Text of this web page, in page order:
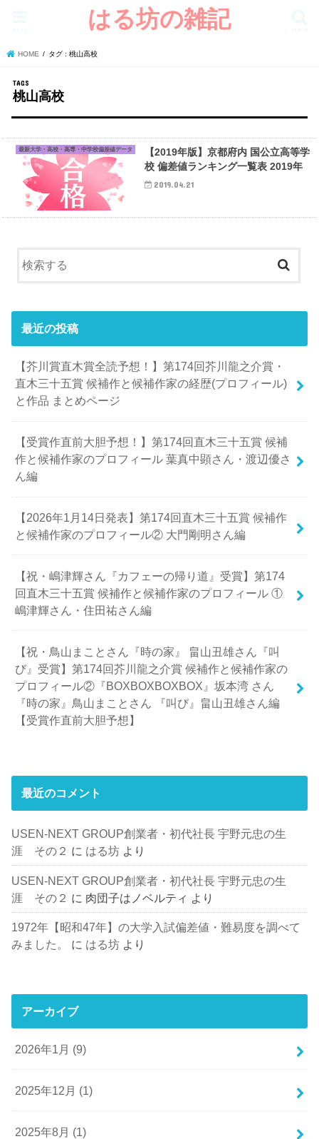
はる坊の雑記
HOME タグ : 桃山高校
桃山高校
最新大学・高校・高専・中学校偏差値データ
【2019年版】京都府内 国公立高等学
校 偏差値ランキング一覧表 2019年
2019.04.21
最近の投稿
【芥川賞直木賞全読予想！】第174回芥川龍之介賞・
直木三十五賞 候補作と候補作家の経歴(プロフィール)
と作品 まとめページ
【受賞作直前大胆予想！】第174回直木三十五賞 候補
作と候補作家のプロフィール 葉真中顕さん・渡辺優さ
ん編
【2026年1月14日発表】第174回直木三十五賞 候補作
と候補作家のプロフィール② 大門剛明さん編
【祝・嶋津輝さん『カフェーの帰り道』受賞】第174
回直木三十五賞 候補作と候補作家のプロフィール ①
嶋津輝さん・住田祐さん編
【祝・鳥山まことさん『時の家』 畠山丑雄さん『叫
び』受賞】第174回芥川龍之介賞 候補作と候補作家の
プロフィール②『BOXBOXBOXBOX』坂本湾 さん
『時の家』鳥山まことさん 『叫び』畠山丑雄さん編
【受賞作直前大胆予想】
最近のコメント
USEN-NEXT GROUP創業者・初代社長 宇野元忠の生
涯 その２ に はる坊 より
USEN-NEXT GROUP創業者・初代社長 宇野元忠の生
涯 その２ に 肉団子はノベルティ より
1972年【昭和47年】の大学入試偏差値・難易度を調べて
みました。
に はる坊 より
アーカイブ
2026年1月 (9)
2025年12月 (1)
2025年8月 (1)